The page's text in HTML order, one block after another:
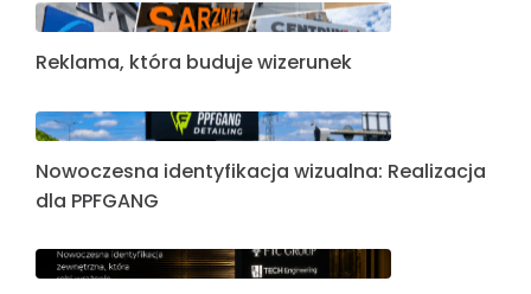
Reklama, która buduje wizerunek
Nowoczesna identyfikacja wizualna: Realizacja
dla PPFGANG